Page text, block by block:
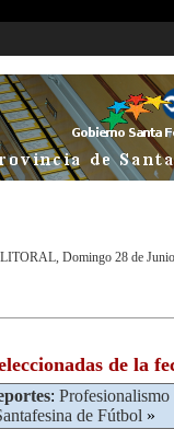
Domingo 28 de
de la
: Profesionalismo
de Fútbol »